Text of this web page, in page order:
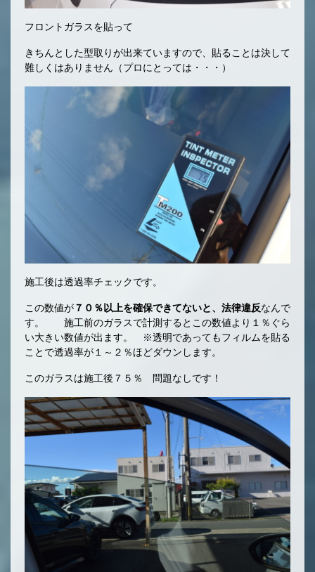
フロントガラスを貼って
きちんとした型取りが出来ていますので、貼ることは決して
難しくはありません（プロにとっては・・・）
施工後は透過率チェックです。
この数値が７０％以上を確保できてないと、法律違反なんで
す。 施工前のガラスで計測するとこの数値より１％ぐら
い大きい数値が出ます。 ※透明であってもフィルムを貼る
ことで透過率が１～２％ほどダウンします。
このガラスは施工後７５％ 問題なしです！